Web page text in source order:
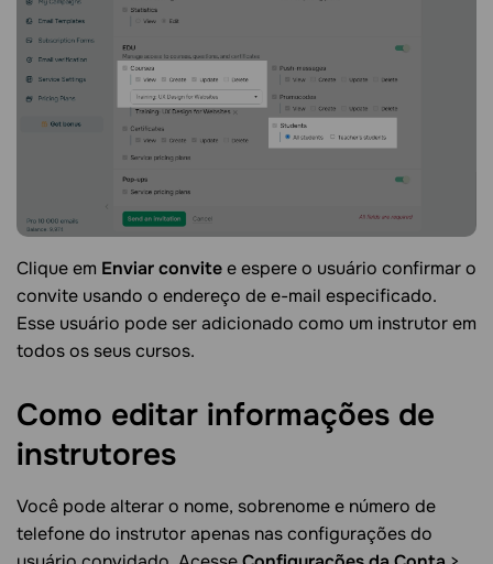
Clique em Enviar convitee espere o usuário confirmar o
convite usando o endereço de e-mail especificado.
Esse usuário pode ser adicionado como um instrutor em
todos os seus cursos.
Como editar informações de
instrutores
Você pode alterar o nome, sobrenome e número de
telefone do instrutor apenas nas configurações do